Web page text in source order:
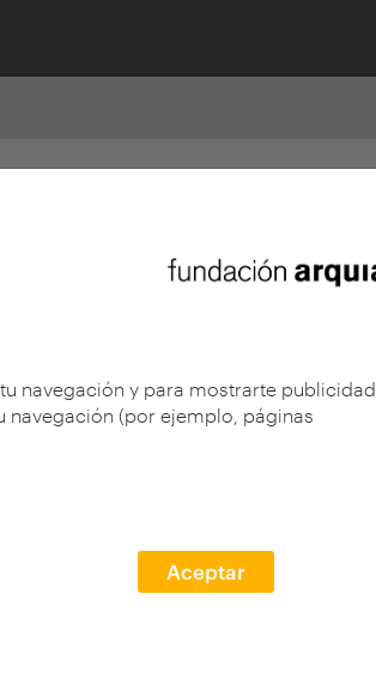
navegación y para mostrarte publicidad
navegación (por ejemplo, páginas
Aceptar